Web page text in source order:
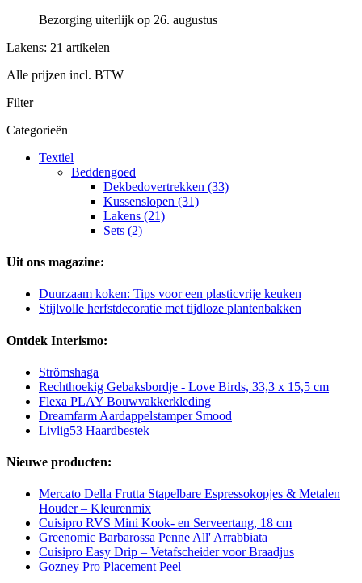
Bezorging uiterlijk op 26. augustus
Lakens: 21 artikelen
Alle prijzen incl. BTW
Filter
Categorieën
Textiel
Beddengoed
Dekbedovertrekken (33)
Kussenslopen (31)
Lakens (21)
Sets (2)
Uit ons magazine:
Duurzaam koken: Tips voor een plasticvrije keuken
Stijlvolle herfstdecoratie met tijdloze plantenbakken
Ontdek Interismo:
Strömshaga
Rechthoekig Gebaksbordje - Love Birds, 33,3 x 15,5 cm
Flexa PLAY Bouwvakkerkleding
Dreamfarm Aardappelstamper Smood
Livlig53 Haardbestek
Nieuwe producten:
Mercato Della Frutta Stapelbare Espressokopjes & Metalen
Houder – Kleurenmix
Cuisipro RVS Mini Kook- en Serveertang, 18 cm
Greenomic Barbarossa Penne All' Arrabbiata
Cuisipro Easy Drip – Vetafscheider voor Braadjus
Gozney Pro Placement Peel